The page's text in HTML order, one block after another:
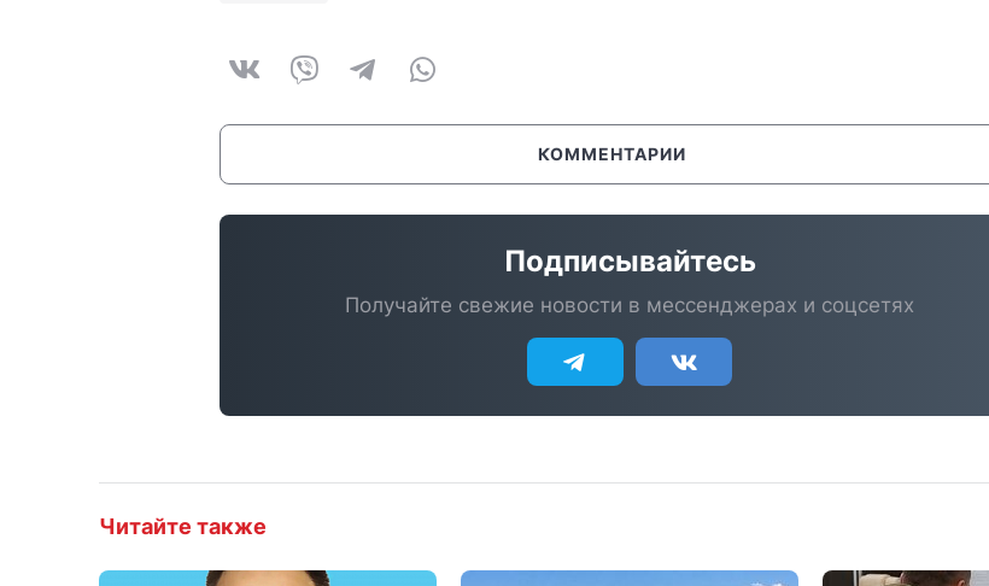
КОММЕНТАРИИ
Подписывайтесь
Получайте свежие новости в мессенджерах и соцсетях
Читайте также